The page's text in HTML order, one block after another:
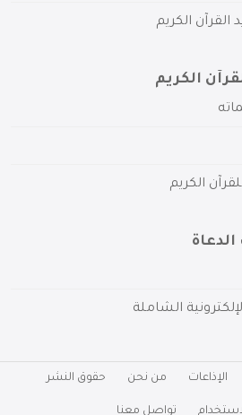
الكريم
الكريم
الكريم
الشاملة
الإذاعات من نحن حقوق النشر
تواصل معنا